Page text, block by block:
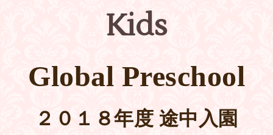
Kids
Global Preschool
２０１８年度 途中入園